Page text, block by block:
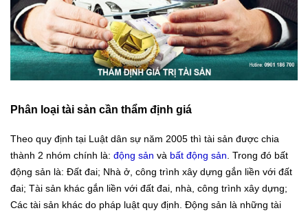
Phân loại tài sản cần thẩm định giá
Theo quy định tại Luật dân sự năm 2005 thì tài sản được chia
thành 2 nhóm chính là: động sản và bất động sản. Trong đó bất
động sản là: Đất đai; Nhà ở, công trình xây dựng gắn liền với đất
đai; Tài sản khác gắn liền với đất đai, nhà, công trình xây dựng;
Các tài sản khác do pháp luật quy định. Động sản là những tài